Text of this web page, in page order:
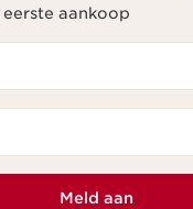
aankoop
Meld aan